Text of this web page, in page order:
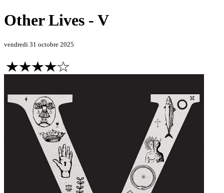
Other Lives - V
vendredi 31 octobre 2025